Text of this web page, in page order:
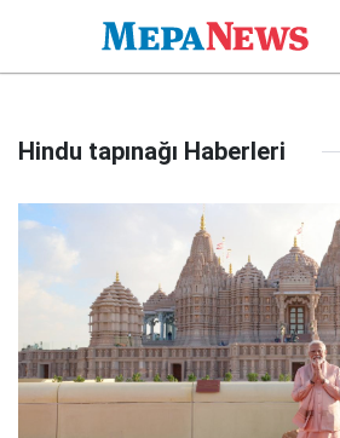
Hindu tapınağı Haberleri